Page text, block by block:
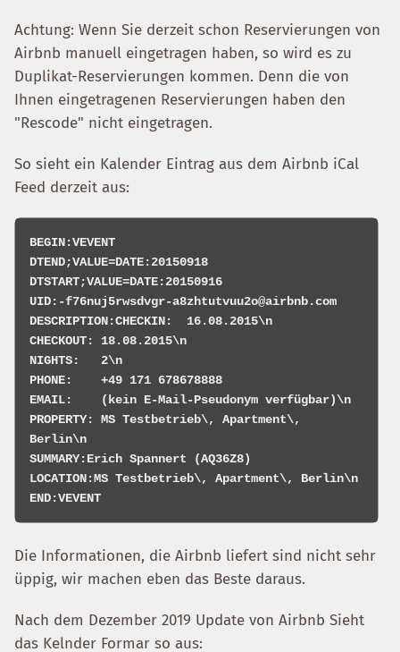
Achtung: Wenn Sie derzeit schon Reservierungen von
Airbnb manuell eingetragen haben, so wird es zu
Duplikat-Reservierungen kommen. Denn die von
Ihnen eingetragenen Reservierungen haben den
"Rescode" nicht eingetragen.
So sieht ein Kalender Eintrag aus dem Airbnb iCal
Feed derzeit aus:
BEGIN:VEVENT
DTEND;VALUE=DATE:20150918
DTSTART;VALUE=DATE:20150916
UID:-f76nuj5rwsdvgr-a8zhtutvuu2o@airbnb.com
DESCRIPTION:CHECKIN:  16.08.2015\n
CHECKOUT: 18.08.2015\n
NIGHTS:   2\n
PHONE:    +49 171 678678888
EMAIL:    (kein E-Mail-Pseudonym verfügbar)\n
PROPERTY: MS Testbetrieb\, Apartment\,
Berlin\n
SUMMARY:Erich Spannert (AQ36Z8)
LOCATION:MS Testbetrieb\, Apartment\, Berlin\n
Die Informationen, die Airbnb liefert sind nicht sehr
üppig, wir machen eben das Beste daraus.
Nach dem Dezember 2019 Update von Airbnb Sieht
das Kelnder Formar so aus: